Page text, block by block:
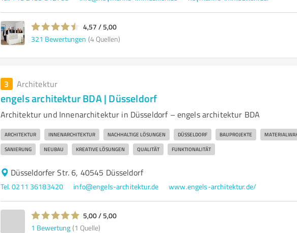
4,57 / 5,00
321 Bewertungen (4 Quellen)
3 Architektur
engels architektur BDA | Düsseldorf
Architektur und Innenarchitektur in Düsseldorf – engels architektur BDA
ARCHITEKTUR INNENARCHITEKTUR NACHHALTIGE LÖSUNGEN DÜSSELDORF BAUPROJEKTE
SANIERUNG NEUBAU KREATIVE LÖSUNGEN QUALITÄT FUNKTIONALITÄT
Düsseldorfer Str. 6, 40545 Düsseldorf
Tel. 0211 36183420 info@engels-architektur.de www.engels-architektur.de/
5,00 / 5,00
1 Bewertung (1 Quelle)